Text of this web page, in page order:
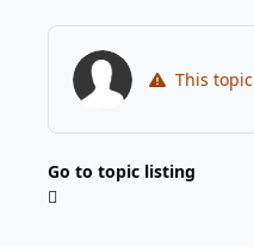
This
Go to topic listing